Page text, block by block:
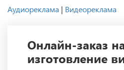
Аудиореклама | Видеореклама
Онлайн-заказ
изготовление